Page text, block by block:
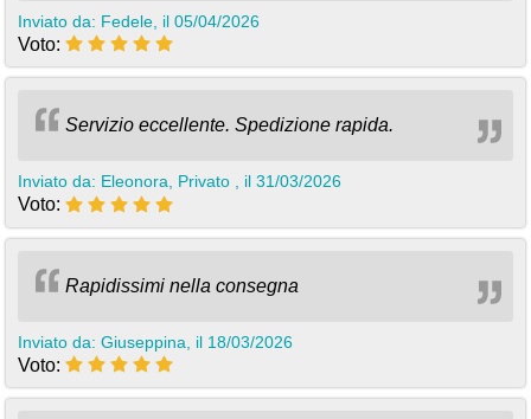
Inviato da: Fedele, il 05/04/2026
Voto:
Servizio eccellente. Spedizione rapida.
Inviato da: Eleonora, Privato , il 31/03/2026
Voto:
Rapidissimi nella consegna
Inviato da: Giuseppina, il 18/03/2026
Voto: